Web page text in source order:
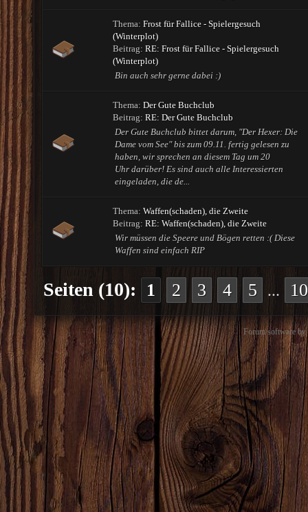
Thema: Frost für Fallice - Spielergesuch
(Winterplot)
Beitrag: RE: Frost für Fallice - Spielergesuch
(Winterplot)
Bin auch sehr gerne dabei :)
Thema: Der Gute Buchclub
Beitrag: RE: Der Gute Buchclub
Der Gute Buchclub bittet darum, "Der Hexer: Die
Dame vom See" bis zum 09.11. fertig gelesen zu
haben, wir sprechen an diesem Tag um 20
Uhr darüber! Es sind auch alle Interessierten
eingeladen, die de...
Thema: Waffen(schaden), die Zweite
Beitrag: RE: Waffen(schaden), die Zweite
Wir müssen die Speere und Bögen retten :( Diese
Waffen sind einfach RIP
Seiten (10): 1 2 3 4 5 ... 10
Forum software